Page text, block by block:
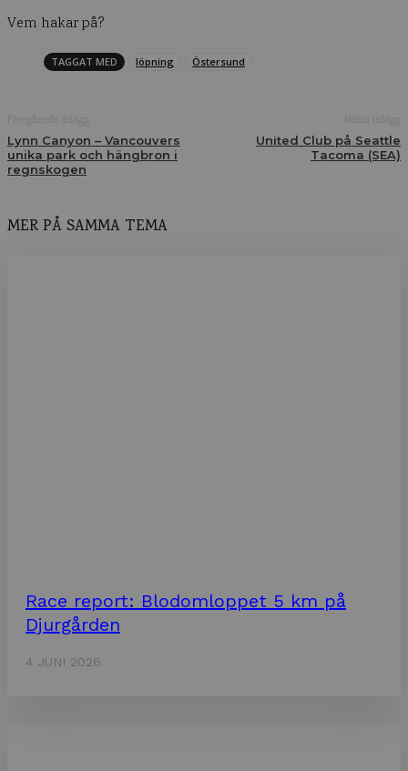
Vem hakar på?
TAGGAT MED löpning Östersund
Lynn Canyon – Vancouvers
unika park och hängbron i
regnskogen
United Club på Seattle
Tacoma (SEA)
MER PÅ SAMMA TEMA
Race report: Blodomloppet 5 km på
Djurgården
4 JUNI 2026